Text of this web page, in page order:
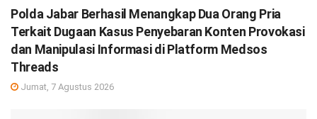
Polda Jabar Berhasil Menangkap Dua Orang Pria
Terkait Dugaan Kasus Penyebaran Konten Provokasi
dan Manipulasi Informasi di Platform Medsos
Threads
Jumat, 7 Agustus 2026